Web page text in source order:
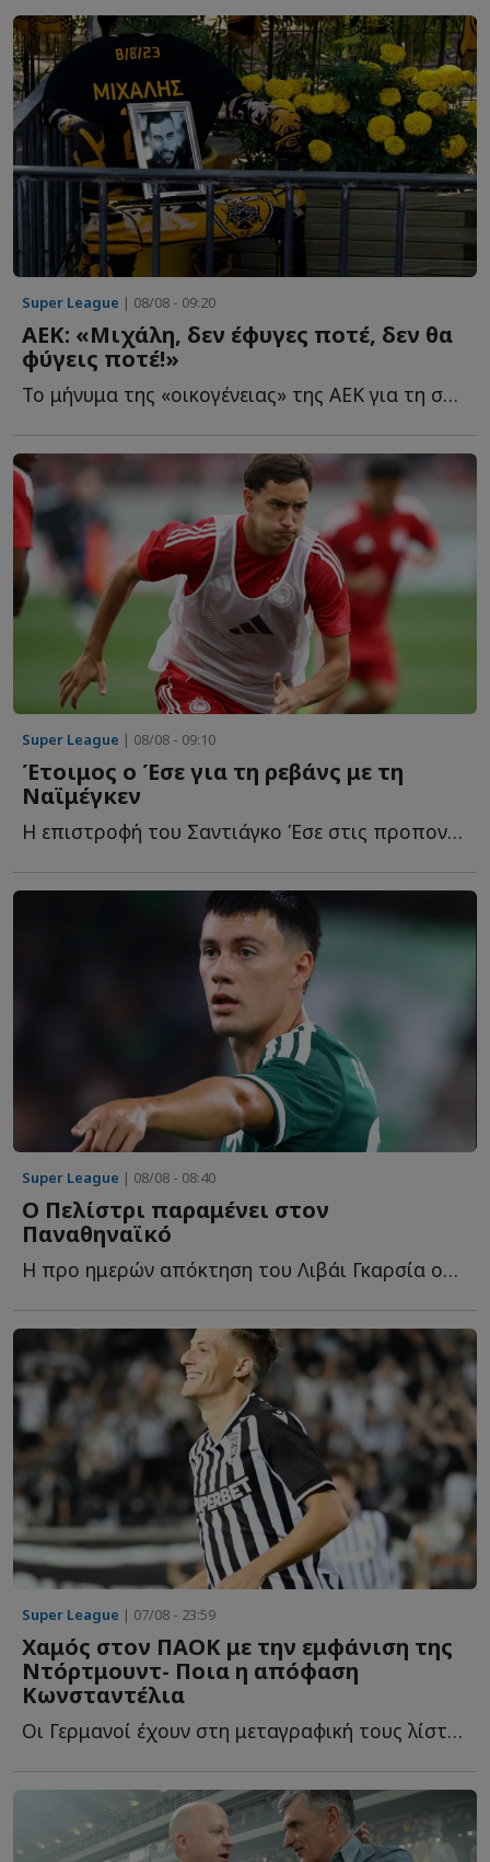
Super League | 08/08 - 09:20
ΑΕΚ: «Μιχάλη, δεν έφυγες ποτέ, δεν θα
φύγεις ποτέ!»
Το μήνυμα της «οικογένειας» της ΑΕΚ για τη συμπλήρωση τ...
Super League | 08/08 - 09:10
Έτοιμος ο Έσε για τη ρεβάνς με τη
Ναϊμέγκεν
Η επιστροφή του Σαντιάγκο Έσε στις προπονήσεις αλλάζει τ...
Super League | 08/08 - 08:40
Ο Πελίστρι παραμένει στον
Παναθηναϊκό
Η προ ημερών απόκτηση του Λιβάι Γκαρσία ουσιαστικά ο...
Super League | 07/08 - 23:59
Χαμός στον ΠΑΟΚ με την εμφάνιση της
Ντόρτμουντ- Ποια η απόφαση
Κωνσταντέλια
Οι Γερμανοί έχουν στη μεταγραφική τους λίστα και τον Γ...